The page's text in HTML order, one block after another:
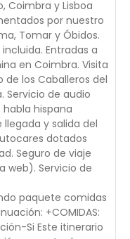
Coimbra y Lisboa
por nuestro
Tomar y Óbidos.
Entradas a
en Coimbra. Visita
los Caballeros del
Servicio de audio
hispana
y salida del
dotados
Seguro de viaje
web). Servicio de
paquete comidas
+COMIDAS:
Si Este itinerario